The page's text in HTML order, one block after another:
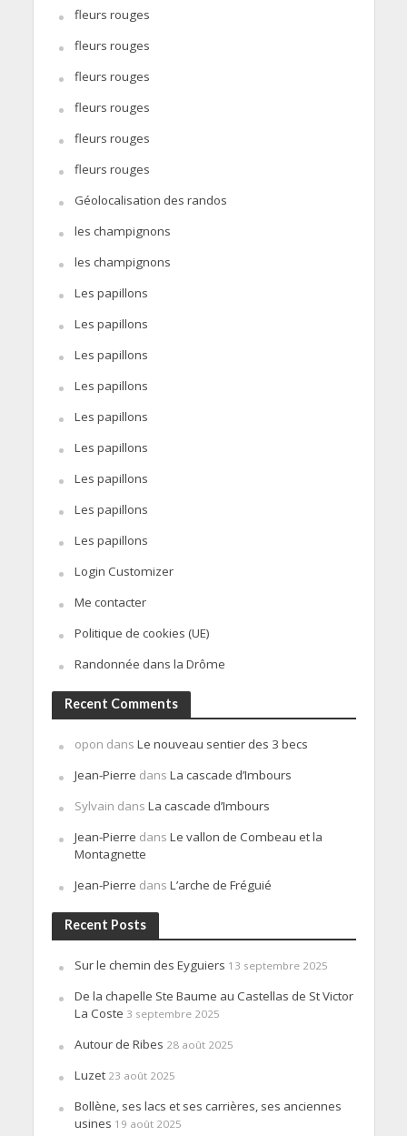
fleurs rouges
fleurs rouges
fleurs rouges
fleurs rouges
fleurs rouges
fleurs rouges
Géolocalisation des randos
les champignons
les champignons
Les papillons
Les papillons
Les papillons
Les papillons
Les papillons
Les papillons
Les papillons
Les papillons
Les papillons
Login Customizer
Me contacter
Politique de cookies (UE)
Randonnée dans la Drôme
Recent Comments
opon dans Le nouveau sentier des 3 becs
Jean-Pierre dans La cascade d’Imbours
Sylvain dans La cascade d’Imbours
Jean-Pierre dans Le vallon de Combeau et la
Montagnette
Jean-Pierre dans L’arche de Fréguié
Recent Posts
Sur le chemin des Eyguiers 13 septembre 2025
De la chapelle Ste Baume au Castellas de St Victor
La Coste 3 septembre 2025
Autour de Ribes 28 août 2025
Luzet 23 août 2025
Bollène, ses lacs et ses carrières, ses anciennes
usines 19 août 2025